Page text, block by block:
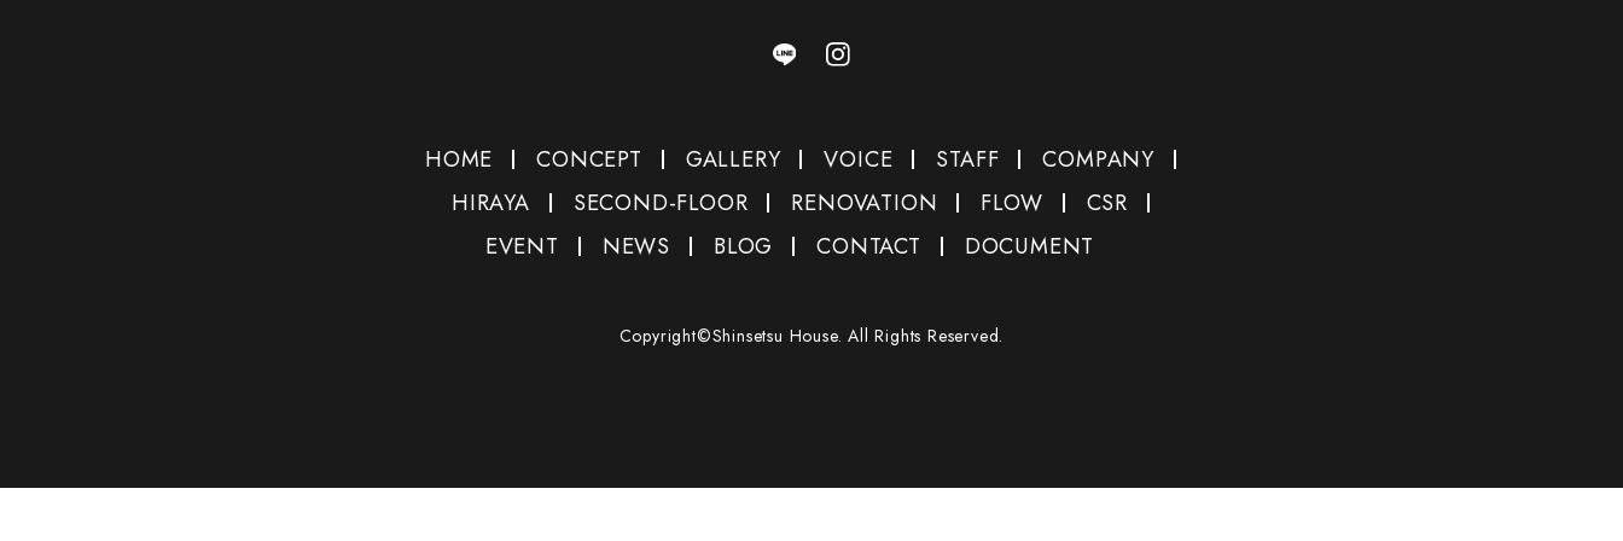
HOME CONCEPT GALLERY VOICE STAFF
COMPANY
HIRAYA
SECOND-FLOOR RENOVATION FLOW
CSR
EVENT
NEWS BLOG CONTACT DOCUMENT
Copyright©Shinsetsu House. All Rights Reserved.